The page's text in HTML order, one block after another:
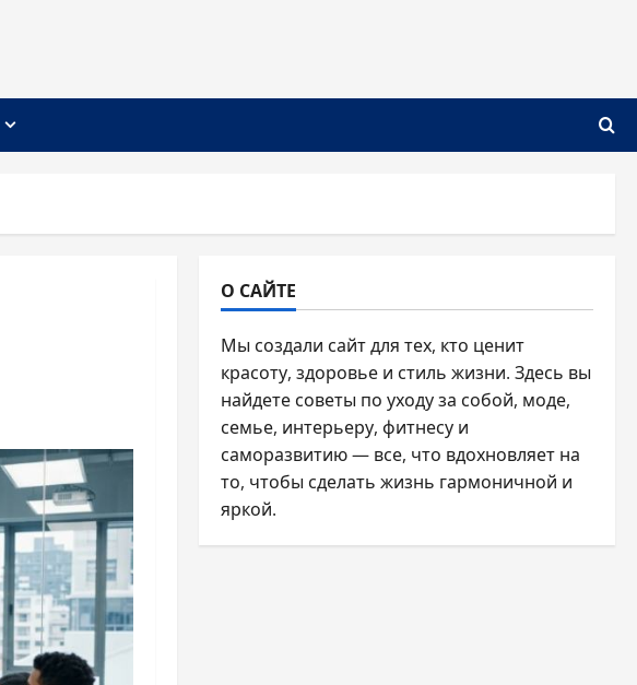
О САЙТЕ
Мы создали сайт для тех, кто ценит
красоту, здоровье и стиль жизни. Здесь вы
найдете советы по уходу за собой, моде,
семье, интерьеру, фитнесу и
саморазвитию — все, что вдохновляет на
то, чтобы сделать жизнь гармоничной и
яркой.